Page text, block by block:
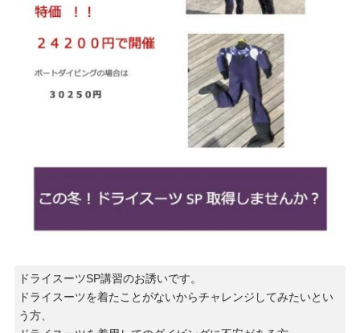
ドライスーツSP講習のお誘いです。
ドライスーツを着たことがないからチャレンジしてみたいとい
う方、